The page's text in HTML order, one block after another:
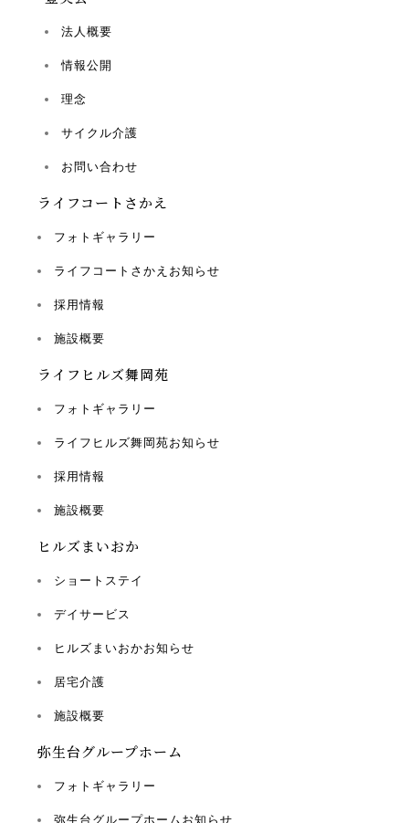
法人概要
情報公開
理念
サイクル介護
お問い合わせ
ライフコートさかえ
フォトギャラリー
ライフコートさかえお知らせ
採用情報
施設概要
ライフヒルズ舞岡苑
フォトギャラリー
ライフヒルズ舞岡苑お知らせ
採用情報
施設概要
ヒルズまいおか
ショートステイ
デイサービス
ヒルズまいおかお知らせ
居宅介護
施設概要
弥生台グループホーム
フォトギャラリー
弥生台グループホームお知らせ